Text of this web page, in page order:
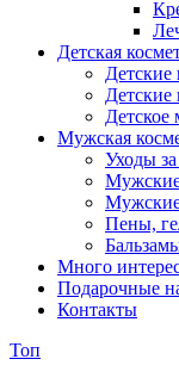
Детская
Детские
Детское
Мужская
Уходы
Пены,
Много
Подарочные
Контакты
Топ